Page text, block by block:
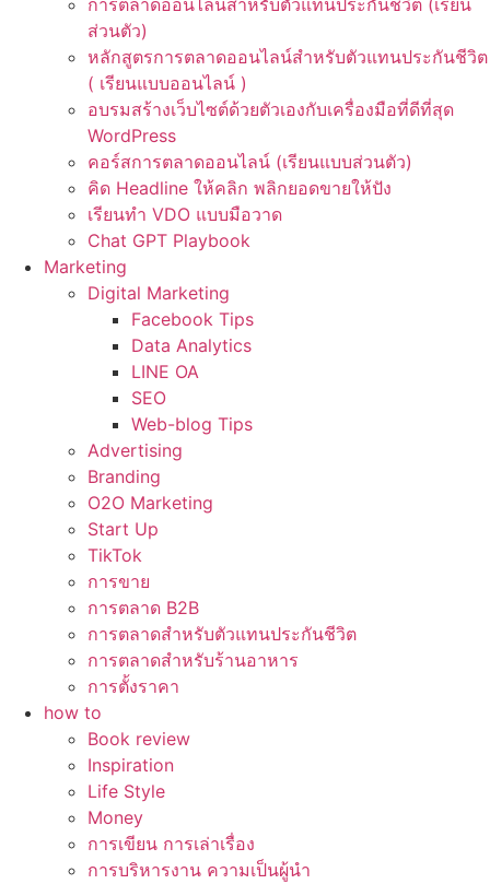
การตลาดออนไลน์สำหรับตัวแทนประกันชีวิต (เรียน
ส่วนตัว)
หลักสูตรการตลาดออนไลน์สำหรับตัวแทนประกันชีวิต
( เรียนแบบออนไลน์ )
อบรมสร้างเว็บไซต์ด้วยตัวเองกับเครื่องมือที่ดีที่สุด
WordPress
คอร์สการตลาดออนไลน์ (เรียนแบบส่วนตัว)
คิด Headline ให้คลิก พลิกยอดขายให้ปัง
เรียนทำ VDO แบบมือวาด
Chat GPT Playbook
Marketing
Digital Marketing
Facebook Tips
Data Analytics
LINE OA
SEO
Web-blog Tips
Advertising
Branding
O2O Marketing
Start Up
TikTok
การขาย
การตลาด B2B
การตลาดสำหรับตัวแทนประกันชีวิต
การตลาดสำหรับร้านอาหาร
การตั้งราคา
how to
Book review
Inspiration
Life Style
Money
การเขียน การเล่าเรื่อง
การบริหารงาน ความเป็นผู้นำ